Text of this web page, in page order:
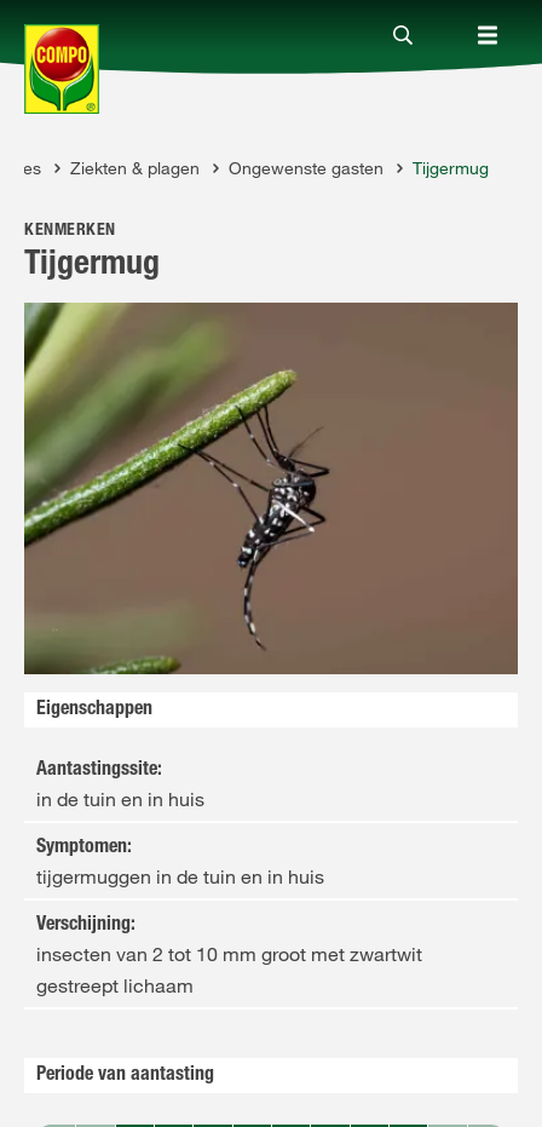
Producten
Advies
Thema's
Tot je dienst
Onderneming
Ziekten & plagen Ongewenste gasten Tijgermug
KENMERKEN
Tijgermug
Eigenschappen
Aantastingssite:
in de tuin en in huis
Symptomen:
tijgermuggen in de tuin en in huis
Verschijning:
insecten van 2 tot 10 mm groot met zwartwit
gestreept lichaam
Periode van aantasting